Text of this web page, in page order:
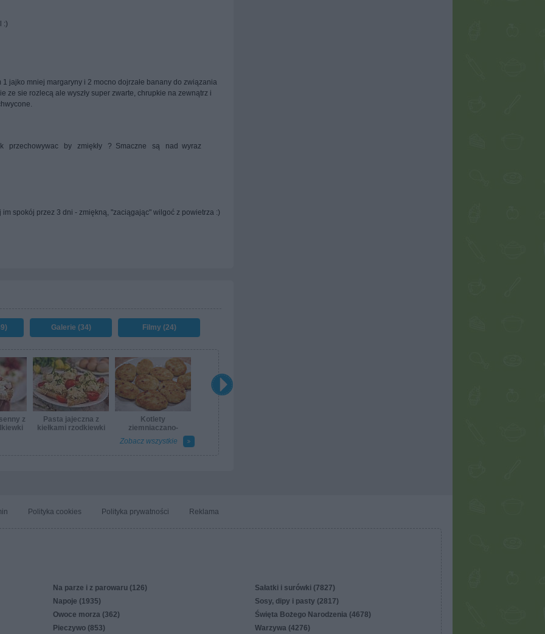
:)
1 jajko mniej margaryny i 2 mocno dojrzałe banany do związania
ze sie rozlecą ale wyszły super zwarte, chrupkie na zewnątrz i
przechowywac by zmiękły ? Smaczne są nad wyraz
im spokój przez 3 dni - zmiękną, "zaciągając" wilgoć z powietrza :)
Galerie (34) Filmy (24)
z
Pasta jajeczna z
kiełkami rzodkiewki
Kotlety
ziemniaczano-
kalafiorowe
Zobacz wszystkie
Polityka cookies Polityka prywatności Reklama
Na parze i z parowaru (126)
Napoje (1935)
Owoce morza (362)
Pieczywo (853)
Sałatki i surówki (7827)
Sosy, dipy i pasty (2817)
Święta Bożego Narodzenia (4678)
Warzywa (4276)